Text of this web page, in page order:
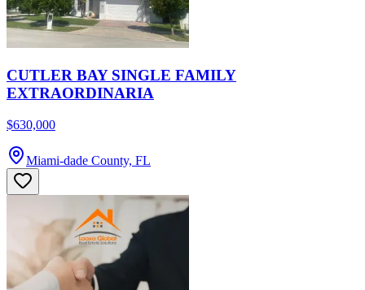
CUTLER BAY SINGLE FAMILY
EXTRAORDINARIA
$630,000
Miami-dade County, FL